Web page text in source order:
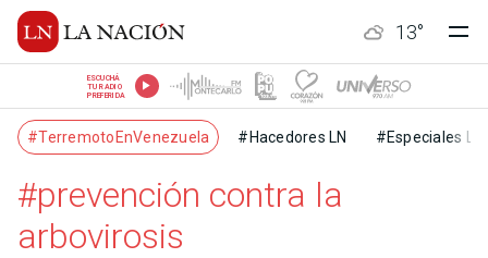
13°
ESCUCHÁ
TU RADIO
PREFERIDA
#TerremotoEnVenezuela #Hacedores LN #Especiales LN
#prevención contra la
arbovirosis